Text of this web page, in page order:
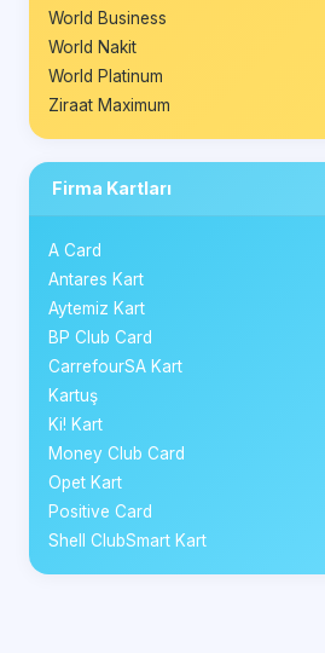
World Business
World Nakit
World Platinum
Ziraat Maximum
Firma Kartları
A Card
Antares Kart
Aytemiz Kart
BP Club Card
CarrefourSA Kart
Kartuş
Ki! Kart
Money Club Card
Opet Kart
Positive Card
Shell ClubSmart Kart